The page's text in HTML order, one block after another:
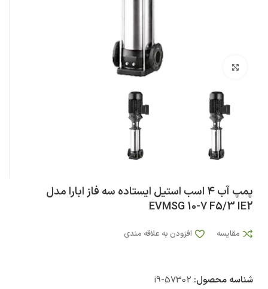
پمپ آب 4 اسب استيل ایستاده سه فاز ابارا مدل
EVMSG 10-7 F5/3 IE2
مقایسه افزودن به علاقه مندی
شناسه محصول: i9-57302